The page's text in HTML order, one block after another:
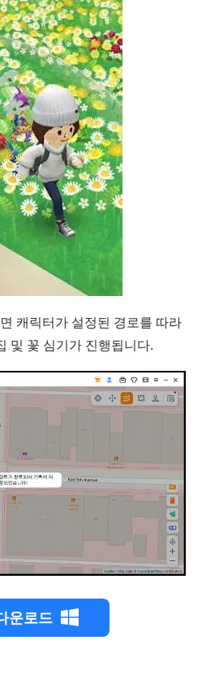
캐릭터가 설정된 경로를 따라
및 꽃 심기가 진행됩니다.
운로드